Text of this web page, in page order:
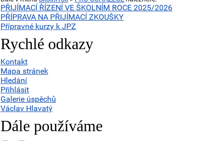
PŘIJÍMACÍ ŘÍZENÍ VE ŠKOLNÍM ROCE 2025/2026
PŘÍPRAVA NA PŘIJÍMACÍ ZKOUŠKY
Přípravné kurzy k JPZ
Rychlé odkazy
Kontakt
Mapa stránek
Hledání
Přihlásit
Galerie úspěchů
Václav Hlavatý
Dále používáme